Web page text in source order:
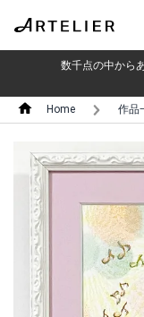
数千点の中から
Home 作品